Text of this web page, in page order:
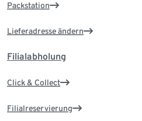
Packstation
Lieferadresse ändern
Filialabholung
Click & Collect
Filialreservierung